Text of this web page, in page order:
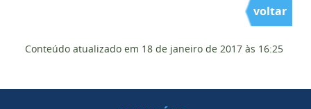
voltar
Conteúdo atualizado em 18 de janeiro de 2017 às 16:25